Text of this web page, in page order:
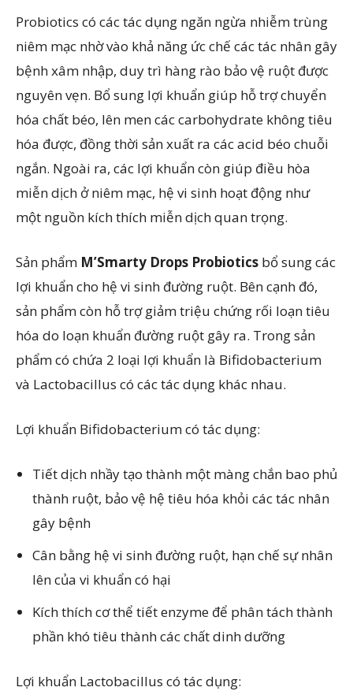
Probiotics có các tác dụng ngăn ngừa nhiễm trùng
niêm mạc nhờ vào khả năng ức chế các tác nhân gây
bệnh xâm nhập, duy trì hàng rào bảo vệ ruột được
nguyên vẹn. Bổ sung lợi khuẩn giúp hỗ trợ chuyển
hóa chất béo, lên men các carbohydrate không tiêu
hóa được, đồng thời sản xuất ra các acid béo chuỗi
ngắn. Ngoài ra, các lợi khuẩn còn giúp điều hòa
miễn dịch ở niêm mạc, hệ vi sinh hoạt động như
một nguồn kích thích miễn dịch quan trọng.
Sản phẩm M’Smarty Drops Probiotics bổ sung các
lợi khuẩn cho hệ vi sinh đường ruột. Bên cạnh đó,
sản phẩm còn hỗ trợ giảm triệu chứng rối loạn tiêu
hóa do loạn khuẩn đường ruột gây ra. Trong sản
phẩm có chứa 2 loại lợi khuẩn là Bifidobacterium
và Lactobacillus có các tác dụng khác nhau.
Lợi khuẩn Bifidobacterium có tác dụng:
Tiết dịch nhầy tạo thành một màng chắn bao phủ
thành ruột, bảo vệ hệ tiêu hóa khỏi các tác nhân
gây bệnh
Cân bằng hệ vi sinh đường ruột, hạn chế sự nhân
lên của vi khuẩn có hại
Kích thích cơ thể tiết enzyme để phân tách thành
phần khó tiêu thành các chất dinh dưỡng
Lợi khuẩn Lactobacillus có tác dụng: